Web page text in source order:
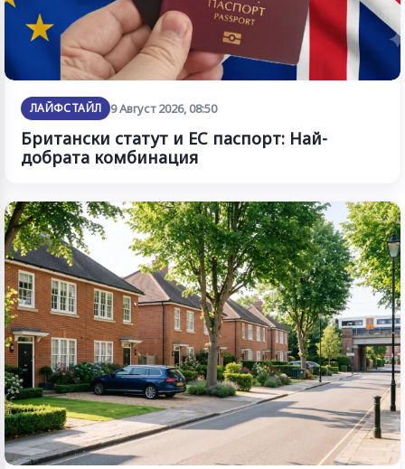
ЛАЙФСТАЙЛ 9 Август 2026, 08:50
Британски статут и ЕС паспорт: Най-
добрата комбинация